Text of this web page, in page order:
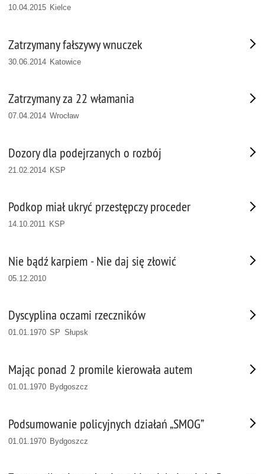
10.04.2015 Kielce
Zatrzymany fałszywy wnuczek
30.06.2014 Katowice
Zatrzymany za 22 włamania
07.04.2014 Wrocław
Dozory dla podejrzanych o rozbój
21.02.2014 KSP
Podkop miał ukryć przestępczy proceder
14.10.2011 KSP
Nie bądź karpiem - Nie daj się złowić
05.12.2010
Dyscyplina oczami rzeczników
01.01.1970 SP Słupsk
Mając ponad 2 promile kierowała autem
01.01.1970 Bydgoszcz
Podsumowanie policyjnych działań „SMOG”
01.01.1970 Bydgoszcz